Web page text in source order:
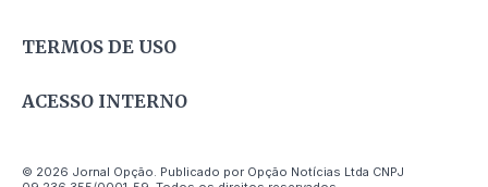
TERMOS DE USO
ACESSO INTERNO
© 2026 Jornal Opção. Publicado por Opção Notícias Ltda CNPJ